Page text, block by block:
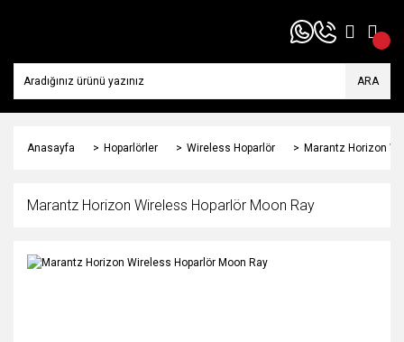
ARA
Anasayfa Hoparlörler Wireless Hoparlör Marantz Horizon
Marantz Horizon Wireless Hoparlör Moon Ray